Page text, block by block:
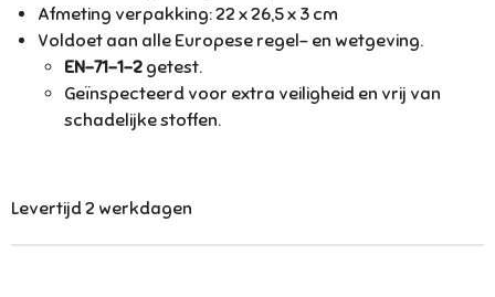
Afmeting verpakking: 22 x 26,5 x 3 cm
Voldoet aan alle Europese regel- en wetgeving.
EN-71-1-2 getest.
Geïnspecteerd voor extra veiligheid en vrij van
schadelijke stoffen.
Levertijd 2 werkdagen